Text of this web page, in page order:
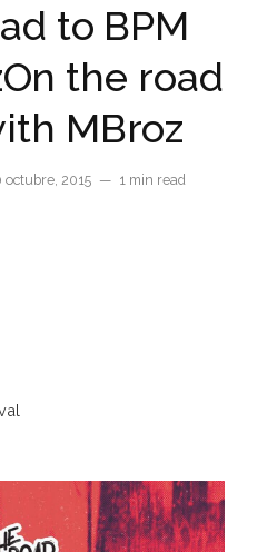
to BPM
On the road
MBroz
octubre, 2015 — 1 min read